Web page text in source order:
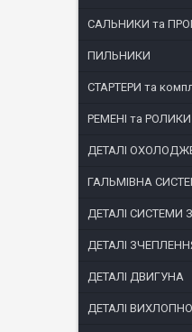
САЛЬНИКИ та
ПИЛЬНИКИ
СТАРТЕРИ та
РЕМЕНІ та РОЛИКИ
ДЕТАЛІ
ГАЛЬМІВНА
ДЕТАЛІ СИСТЕМИ
ДЕТАЛІ
ДЕТАЛІ ДВИГУНА
ДЕТАЛІ